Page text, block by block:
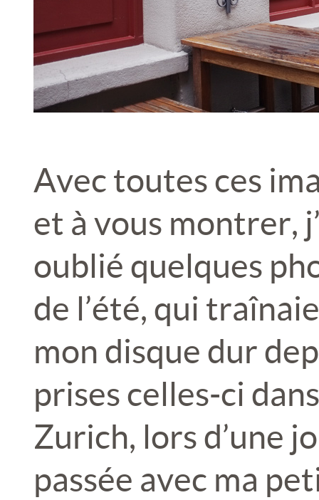
Avec toutes ces
et à vous montrer,
oublié quelques
de l’été, qui
mon disque dur
prises celles-ci
Zurich, lors d’une
passée avec ma